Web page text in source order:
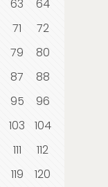
63
64
71
72
79
80
87
88
95
96
103
104
111
112
119
120